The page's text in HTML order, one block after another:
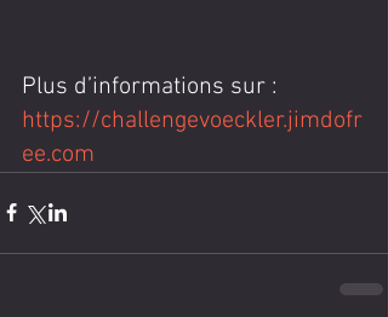
Plus d’informations sur :
https://challengevoeckler.jimdofr
ee.com